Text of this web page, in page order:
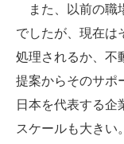
また、以前の職
でしたが、現在は
処理されるか、不
提案からそのサポ
日本を代表する
スケールも大きい